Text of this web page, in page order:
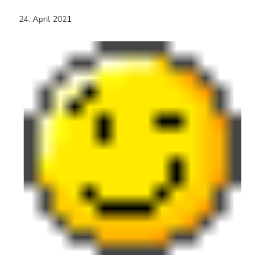
24. April 2021